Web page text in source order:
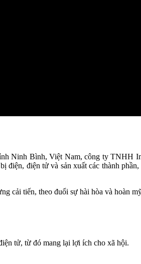
Ninh Bình, Việt Nam, công ty TNHH
điện, điện tử và sản xuất các thành
cải tiến, theo đuổi sự hài hòa và hoàn
tử, từ đó mang lại lợi ích cho xã hội.